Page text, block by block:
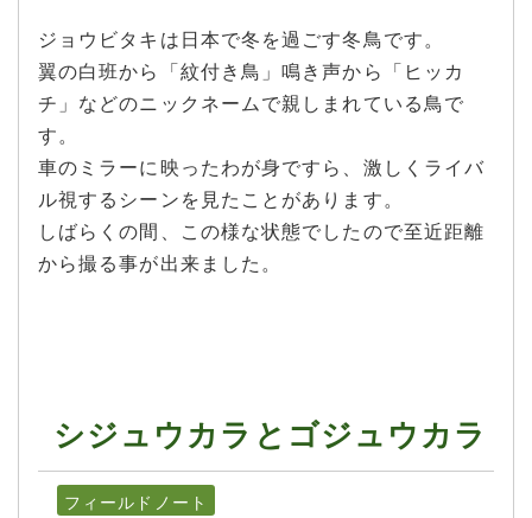
ジョウビタキは日本で冬を過ごす冬鳥です。
翼の白班から「紋付き鳥」鳴き声から「ヒッカ
チ」などのニックネームで親しまれている鳥で
す。
車のミラーに映ったわが身ですら、激しくライバ
ル視するシーンを見たことがあります。
しばらくの間、この様な状態でしたので至近距離
から撮る事が出来ました。
シジュウカラとゴジュウカラ
フィールドノート